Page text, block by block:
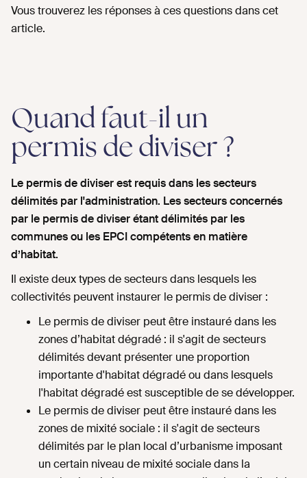
Vous trouverez les réponses à ces questions dans cet
article.
Quand faut-il un
permis de diviser ?
Le permis de diviser est requis dans les secteurs
délimités par l'administration. Les secteurs concernés
par le permis de diviser étant délimités par les
communes ou les EPCI compétents en matière
d’habitat.
Il existe deux types de secteurs dans lesquels les
collectivités peuvent instaurer le permis de diviser :
Le permis de diviser peut être instauré dans les
zones d’habitat dégradé : il s'agit de secteurs
délimités devant présenter une proportion
importante d'habitat dégradé ou dans lesquels
l'habitat dégradé est susceptible de se développer.
Le permis de diviser peut être instauré dans les
zones de mixité sociale : il s'agit de secteurs
délimités par le plan local d’urbanisme imposant
un certain niveau de mixité sociale dans la